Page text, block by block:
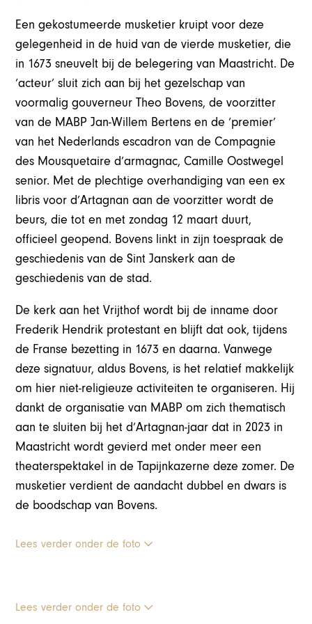
Een gekostumeerde musketier kruipt voor deze
gelegenheid in de huid van de vierde musketier, die
in 1673 sneuvelt bij de belegering van Maastricht. De
‘acteur’ sluit zich aan bij het gezelschap van
voormalig gouverneur Theo Bovens, de voorzitter
van de MABP Jan-Willem Bertens en de ‘premier’
van het Nederlands escadron van de Compagnie
des Mousquetaire d’armagnac, Camille Oostwegel
senior. Met de plechtige overhandiging van een ex
libris voor d’Artagnan aan de voorzitter wordt de
beurs, die tot en met zondag 12 maart duurt,
officieel geopend. Bovens linkt in zijn toespraak de
geschiedenis van de Sint Janskerk aan de
geschiedenis van de stad.
De kerk aan het Vrijthof wordt bij de inname door
Frederik Hendrik protestant en blijft dat ook, tijdens
de Franse bezetting in 1673 en daarna. Vanwege
deze signatuur, aldus Bovens, is het relatief makkelijk
om hier niet-religieuze activiteiten te organiseren. Hij
dankt de organisatie van MABP om zich thematisch
aan te sluiten bij het d’Artagnan-jaar dat in 2023 in
Maastricht wordt gevierd met onder meer een
theaterspektakel in de Tapijnkazerne deze zomer. De
musketier verdient de aandacht dubbel en dwars is
de boodschap van Bovens.
Lees verder onder de foto
Lees verder onder de foto